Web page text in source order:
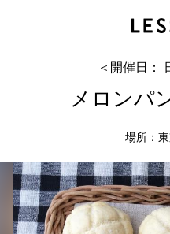
メロ
＜開催日：
メロンパ
場所：